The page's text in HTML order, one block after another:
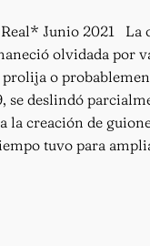
Junio 2021 La
olvidada por
o
se deslindó
la creación de
tuvo para